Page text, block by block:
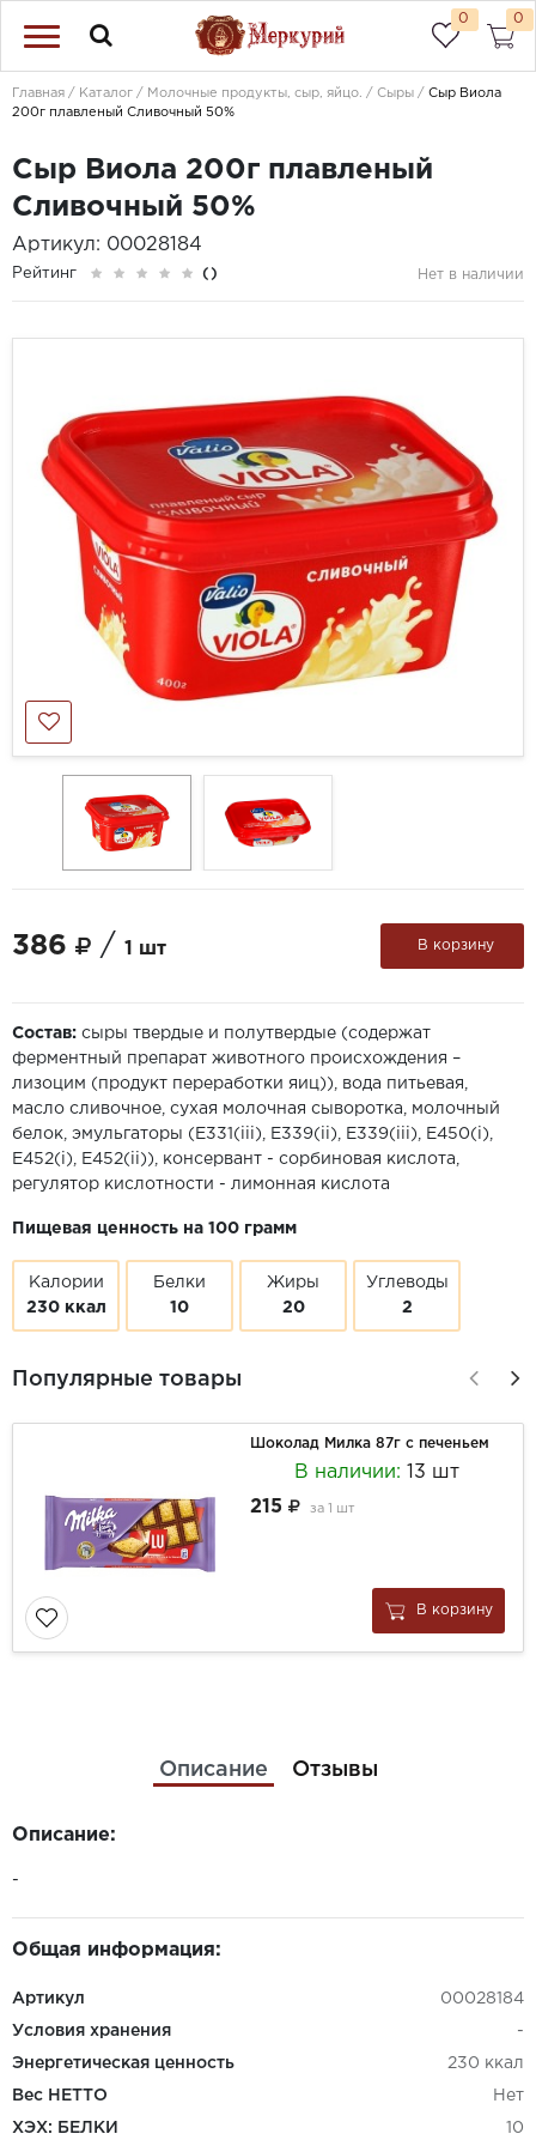
0 0
Главная Каталог Молочные продукты, сыр, яйцо. Сыры
Сыр Виола
200г плавленый Сливочный 50%
Сыр Виола 200г плавленый
Сливочный 50%
Артикул: 00028184
Рейтинг () Нет в наличии
386 / 1 шт В корзину
Состав: сыры твердые и полутвердые (содержат
ферментный препарат животного происхождения –
лизоцим (продукт переработки яиц)), вода питьевая,
масло сливочное, сухая молочная сыворотка, молочный
белок, эмульгаторы (Е331(iii), Е339(ii), Е339(iii), Е450(i),
E452(i), E452(ii)), консервант - сорбиновая кислота,
регулятор кислотности - лимонная кислота
Пищевая ценность на 100 грамм
Калории
230 ккал
Белки
10
Жиры
20
Углеводы
2
Популярные товары
Шоколад Милка 87г с печеньем
В наличии:
13 шт
215
за 1 шт
В корзину
Описание Отзывы
Описание:
-
Общая информация:
Артикул 00028184
Условия хранения -
Энергетическая ценность 230 ккал
Вес НЕТТО Нет
ХЭХ: БЕЛКИ 10